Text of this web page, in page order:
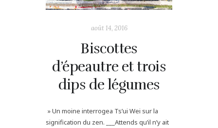
août 14, 2016
Biscottes
d’épeautre et trois
dips de légumes
» Un moine interrogea Ts’ui Wei sur la
signification du zen. ___Attends qu’il n’y ait